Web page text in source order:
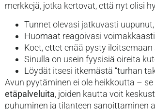
merkkejä, jotka kertovat, että nyt olisi
Tunnet olevasi jatkuvasti
Huomaat reagoivasi
Koet, ettet enää pysty
Sinulla on usein fyysisiä oireita
Löydät itsesi itkemästä “turhan
Avun pyytäminen ei ole heikkoutta –
etäpalveluita, joiden kautta voit
puhuminen ja tilanteen sanoittaminen